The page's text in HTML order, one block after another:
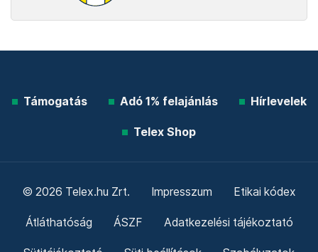
Támogatás Adó 1% felajánlás Hírlevelek
Telex Shop
© 2026 Telex.hu Zrt. Impresszum Etikai kódex
Átláthatóság ÁSZF Adatkezelési tájékoztató